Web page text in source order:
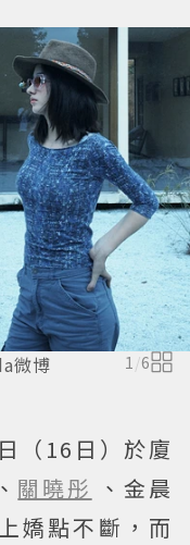
微博 1/6
（16日）於廈
關曉彤 、金晨
嬌點不斷，而